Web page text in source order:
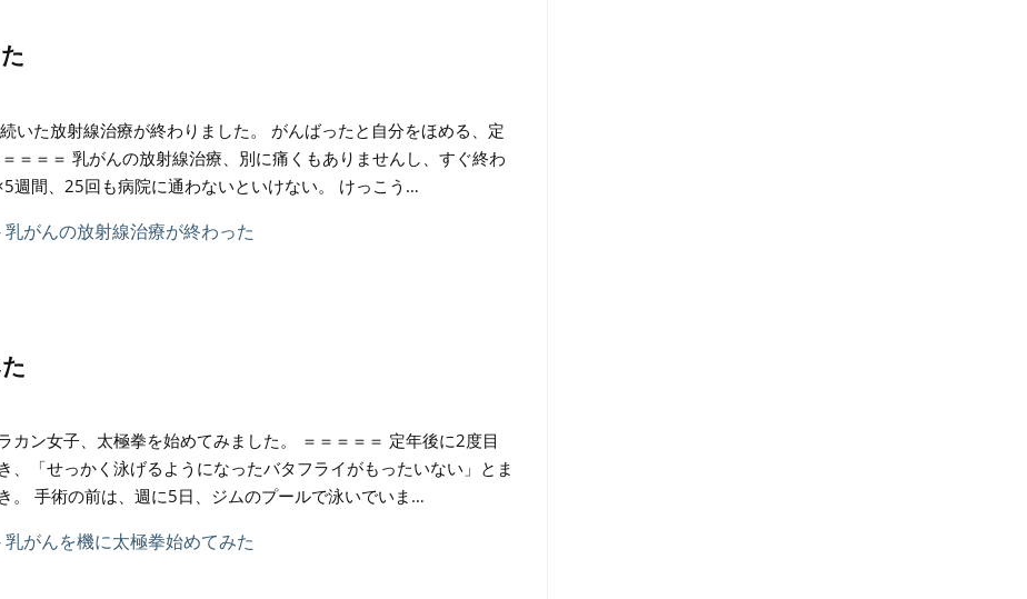
いた放射線治療が終わりました。 がんばったと自分をほめる、定
＝＝＝ 乳がんの放射線治療、別に痛くもありませんし、すぐ終わ
週間、25回も病院に通わないといけない。 けっこう…
カン女子、太極拳を始めてみました。 ＝＝＝＝＝ 定年後に2度目
、「せっかく泳げるようになったバタフライがもったいない」とま
。 手術の前は、週に5日、ジムのプールで泳いでいま…